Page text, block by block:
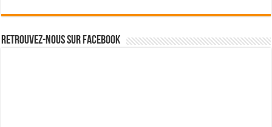
Retrouvez-nous sur Facebook